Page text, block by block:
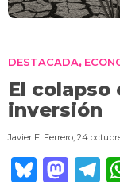
DESTACADA,
El
inversión
Javier F. Ferrero 24
Bl M T